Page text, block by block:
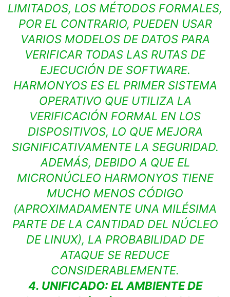
LIMITADOS, LOS MÉTODOS FORMALES,
POR EL CONTRARIO, PUEDEN USAR
VARIOS MODELOS DE DATOS PARA
VERIFICAR TODAS LAS RUTAS DE
EJECUCIÓN DE SOFTWARE.
HARMONYOS ES EL PRIMER SISTEMA
OPERATIVO QUE UTILIZA LA
VERIFICACIÓN FORMAL EN LOS
DISPOSITIVOS, LO QUE MEJORA
SIGNIFICATIVAMENTE LA SEGURIDAD.
ADEMÁS, DEBIDO A QUE EL
MICRONÚCLEO HARMONYOS TIENE
MUCHO MENOS CÓDIGO
(APROXIMADAMENTE UNA MILÉSIMA
PARTE DE LA CANTIDAD DEL NÚCLEO
DE LINUX), LA PROBABILIDAD DE
ATAQUE SE REDUCE
CONSIDERABLEMENTE.
4. UNIFICADO: EL AMBIENTE DE